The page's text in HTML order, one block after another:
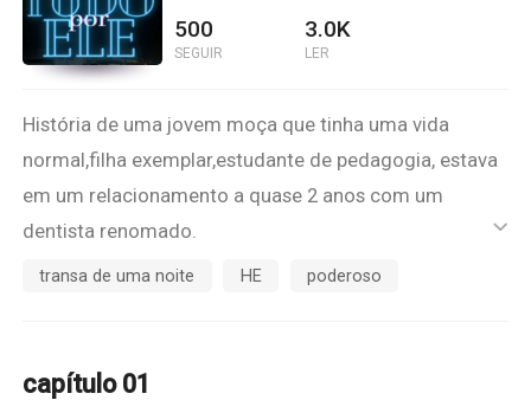
500
SEGUIR
3.0K
LER
História de uma jovem moça que tinha uma vida
normal,filha exemplar,estudante de pedagogia, estava
em um relacionamento a quase 2 anos com um
dentista renomado.
Ela dará uma virada na vida, quando se vê apaixonada
relacionamento de cabeça.
ic_default
transa de uma noite HE poderoso
capítulo 01